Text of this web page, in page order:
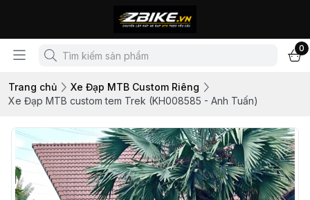
0
Trang chủ
Xe Đạp MTB Custom Riêng
Xe Đạp MTB custom tem Trek (KH008585 - Anh Tuấn)